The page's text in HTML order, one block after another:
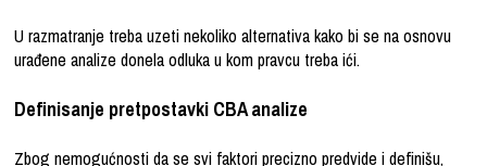
U razmatranje treba uzeti nekoliko alternativa kako bi se na osnovu
urađene analize donela odluka u kom pravcu treba ići.
Definisanje pretpostavki CBA analize
Zbog nemogućnosti da se svi faktori precizno predvide i definišu,